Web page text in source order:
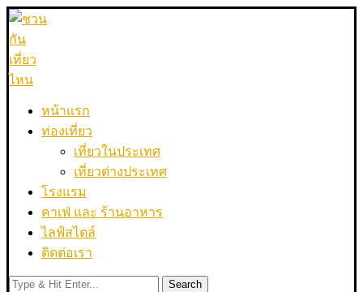
หน้าแรก
ท่องเที่ยว
เที่ยวในประเทศ
เที่ยวต่างประเทศ
โรงแรม
คาเฟ่ และ ร้านอาหาร
ไลฟ์สไตล์
ติดต่อเรา
Search